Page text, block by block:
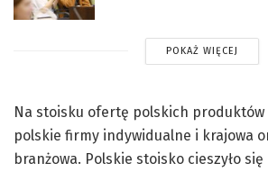
POKAŻ WIĘCEJ
Na stoisku ofertę polskich produktów
polskie firmy indywidualne i krajowa
branżowa. Polskie stoisko cieszyło